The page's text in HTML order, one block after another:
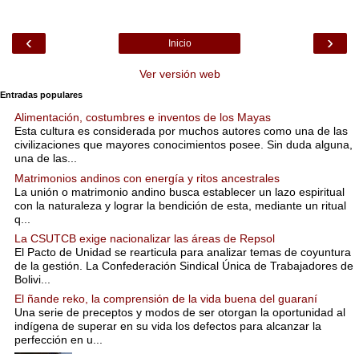
‹ ›
Inicio
Ver versión web
Entradas populares
Alimentación, costumbres e inventos de los Mayas
Esta cultura es considerada por muchos autores como una de las
civilizaciones que mayores conocimientos posee. Sin duda alguna,
una de las...
Matrimonios andinos con energía y ritos ancestrales
La unión o matrimonio andino busca establecer un lazo espiritual
con la naturaleza y lograr la bendición de esta, mediante un ritual
q...
La CSUTCB exige nacionalizar las áreas de Repsol
El Pacto de Unidad se rearticula para analizar temas de coyuntura
de la gestión. La Confederación Sindical Única de Trabajadores de
Bolivi...
El ñande reko, la comprensión de la vida buena del guaraní
Una serie de preceptos y modos de ser otorgan la oportunidad al
indígena de superar en su vida los defectos para alcanzar la
perfección en u...